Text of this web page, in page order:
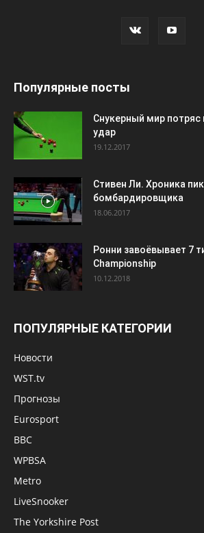
Популярные посты
Снукерный мир
удар
19.12.2017
Стивен Ли. Хроника
бомбардировщика
18.06.2017
Ронни завоёвывает 7
Championship
10.12.2018
ПОПУЛЯРНЫЕ КАТЕГОРИИ
Новости
WST.tv
Прогнозы
Eurosport
BBC
WPBSA
Metro
LiveSnooker
The Yorkshire Post